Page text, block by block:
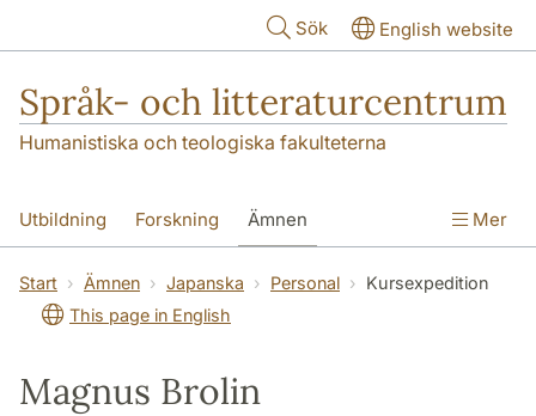
Sök English website
Språk- och litteraturcentrum
Humanistiska och teologiska fakulteterna
Utbildning Forskning Ämnen
SOL-husen Kontakt Institutionen
översättning till svenska
Mer
Start Ämnen Japanska Personal
Kursexpedition
This page in English
Magnus Brolin